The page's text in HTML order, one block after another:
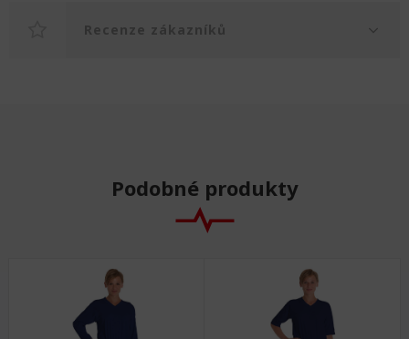
Recenze zákazníků
Podobné produkty